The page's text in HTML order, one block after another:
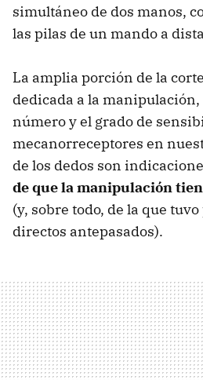
simultáneo de dos manos,
las pilas de un mando a
La amplia porción de la
dedicada a la manipulación,
número y el grado de
mecanorreceptores en
de los dedos son
de que la manipulación
(y, sobre todo, de la que
directos antepasados).